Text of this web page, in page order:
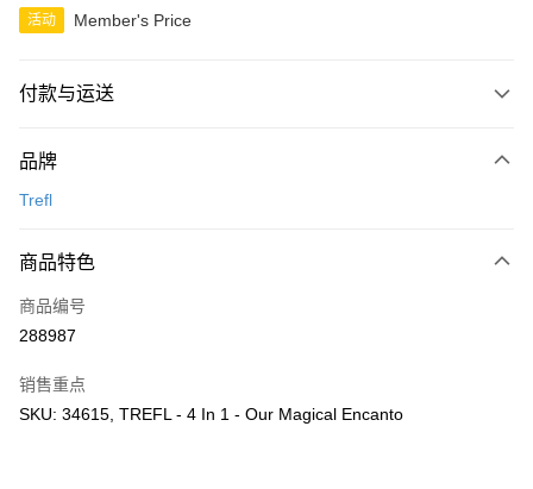
活动 Member's Price
付款与运送
信用卡一次付清
相关说明
只有马来亚银行、联昌国际银行、大众银行、兴业银行、香港隆丰银行、伊
斯兰银行、AmBank、BSN Bank
Boost
GrabPay
品牌
Trefl
商品特色
商品编号
288987
销售重点
SKU: 34615, TREFL - 4 In 1 - Our Magical Encanto